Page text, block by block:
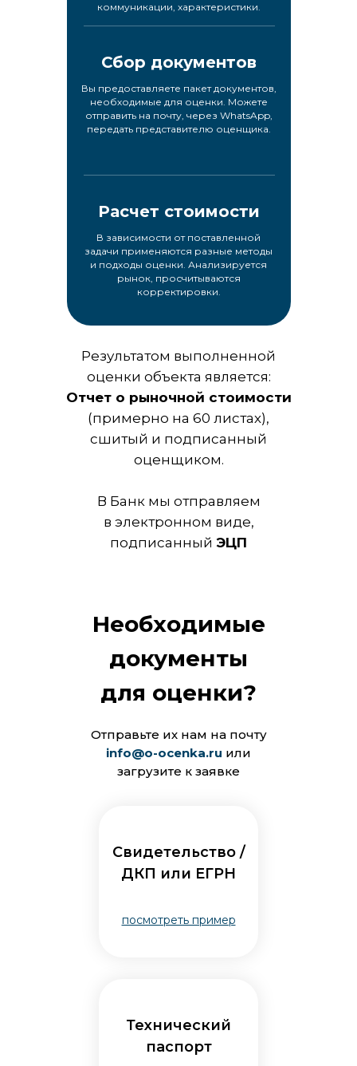
коммуникации, характеристики.
Вы предоставляете пакет документов,
необходимые для оценки. Можете
отправить на почту, через WhatsApp,
передать представителю оценщика.
В зависимости от поставленной
задачи применяются разные методы
и подходы оценки. Анализируется
рынок, просчитываются
корректировки.
Сбор документов
Расчет стоимости
Результатом выполненной
оценки объекта является:
Отчет о рыночной стоимости
(примерно на 60 листах),
сшитый и подписанный
оценщиком.
В Банк мы отправляем
в электронном виде,
подписанный ЭЦП
Свидетельство /
ДКП или ЕГРН
Технический
паспорт
посмотреть пример
Необходимые
документы
для оценки?
Отправьте их нам на почту
info@o-ocenka.ru или
загрузите к заявке